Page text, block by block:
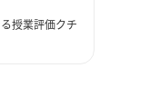
授業評価クチ